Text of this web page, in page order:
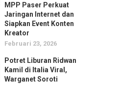
MPP Paser Perkuat
Jaringan Internet dan
Siapkan Event Konten
Kreator
Februari 23, 2026
Potret Liburan Ridwan
Kamil di Italia Viral,
Warganet Soroti